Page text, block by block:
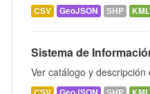
CSV GeoJSON SHP KML
Sistema de
Ver catálogo y